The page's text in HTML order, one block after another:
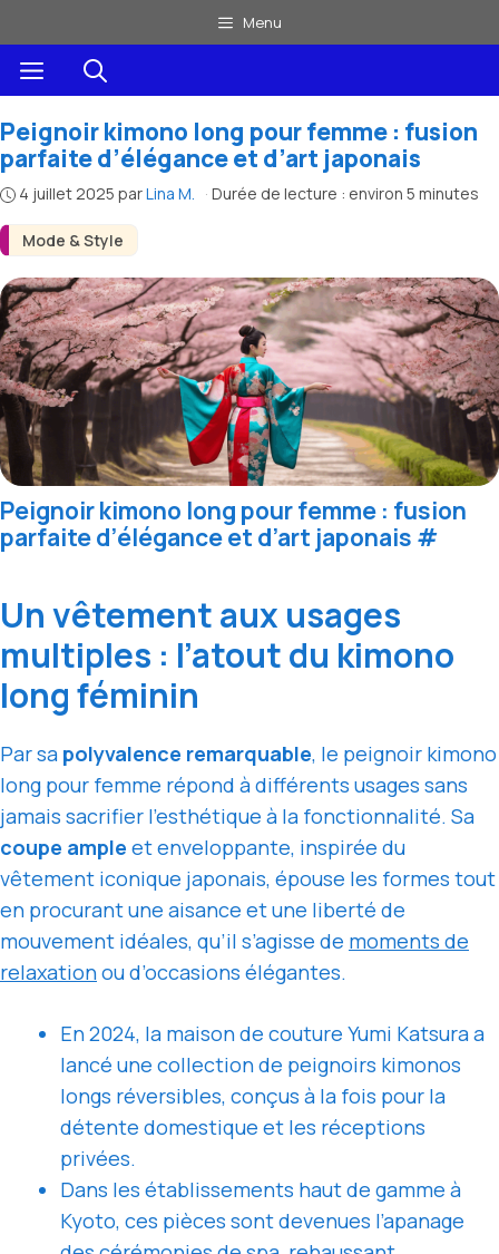
au
contenu
Menu
Menu
Mode & Style
Peignoir kimono long pour femme : fusion
parfaite d’élégance et d’art japonais
4 juillet 2025 parLina M. · Durée de lecture : environ 5 minutes
Peignoir kimono long pour femme : fusion
parfaite d’élégance et d’art japonais #
Un vêtement aux usages
multiples : l’atout du kimono
long féminin
Par sa polyvalence remarquable, le peignoir kimono
long pour femme répond à différents usages sans
jamais sacrifier l’esthétique à la fonctionnalité. Sa
coupe ample et enveloppante, inspirée du
vêtement iconique japonais, épouse les formes tout
en procurant une aisance et une liberté de
mouvement idéales, qu’il s’agisse de moments de
relaxationou d’occasions élégantes.
En 2024, la maison de couture Yumi Katsura a
lancé une collection de peignoirs kimonos
longs réversibles, conçus à la fois pour la
détente domestique et les réceptions
privées.
Dans les établissements haut de gamme à
Kyoto, ces pièces sont devenues l’apanage